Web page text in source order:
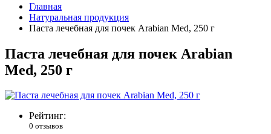
Главная
Натуральная продукция
Паста лечебная для почек Arabian Med, 250 г
Паста лечебная для почек Arabian
Med, 250 г
Рейтинг:
0 отзывов